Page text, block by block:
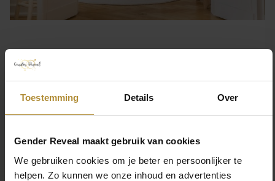
Toestemming Details Over
Gender Reveal maakt gebruik van cookies
We gebruiken cookies om je beter en persoonlijker te
helpen. Zo kunnen we onze inhoud en advertenties
Wij wensen iedereen een fantastisch 2021 en bedankt voor het
vertrouwen in onze webshop!